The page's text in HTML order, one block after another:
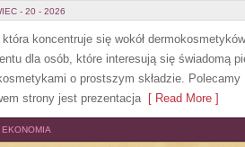
- 20 - 2026
koncentruje się wokół
dla osób, które interesują się świadomą
o prostszym składzie. Polecamy
strony jest prezentacja[ Read More ]